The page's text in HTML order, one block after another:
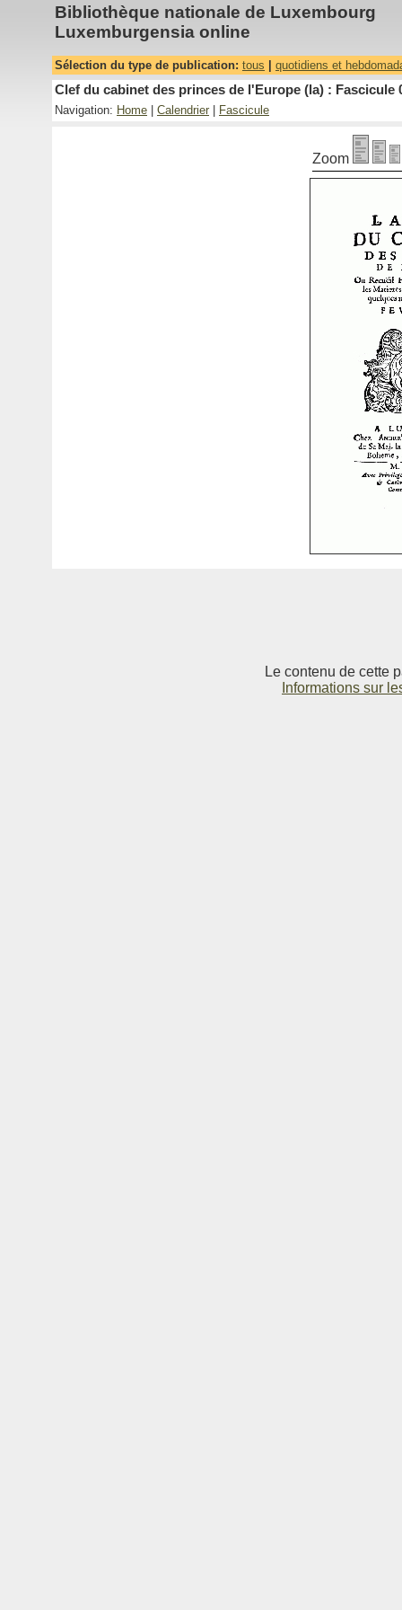
Bibliothèque nationale de Luxembourg
Luxemburgensia online
Sélection du type de publication: tous quotidiens et
Clef du cabinet des princes de l'Europe (la) : Fascicule
Navigation: Home Calendrier Fascicule
Zoom
Le contenu de cette
Informations sur